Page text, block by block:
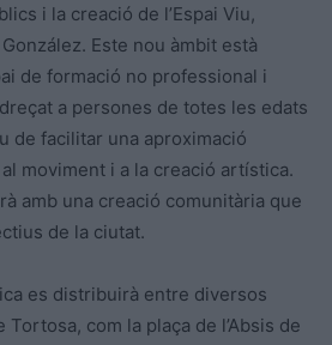
i la creació de l’Espai Viu,
Este nou àmbit està
de formació no professional i
a persones de totes les edats
de facilitar una aproximació
moviment i a la creació artística.
amb una creació comunitària que
de la ciutat.
es distribuirà entre diversos
com la plaça de l’Absis de